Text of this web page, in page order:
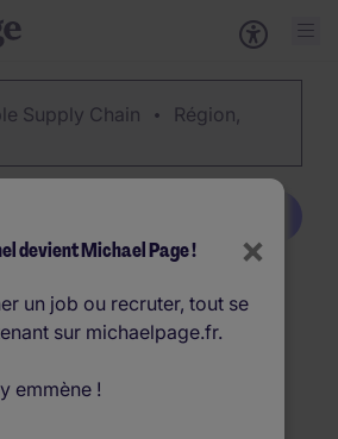
Supply Chain
Région,
d'emploi
Supply Chain
×
devient Michael Page !
un job ou recruter, tout se
sur michaelpage.fr.
emmène !